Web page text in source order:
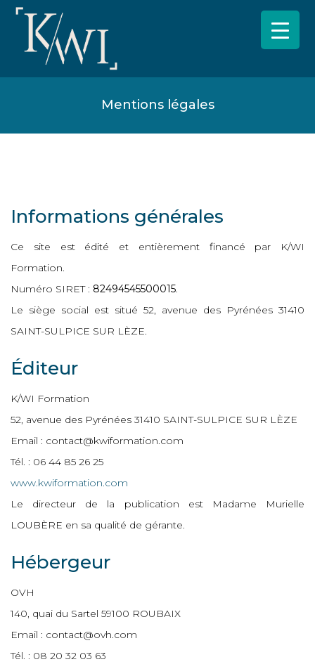
Mentions légales
Informations générales
Ce site est édité et entièrement financé par K/WI
Formation.
Numéro SIRET : 82494545500015.
Le siège social est situé 52, avenue des Pyrénées 31410
SAINT-SULPICE SUR LÈZE.
Éditeur
K/WI Formation
52, avenue des Pyrénées 31410 SAINT-SULPICE SUR LÈZE
Email : contact@kwiformation.com
Tél. : 06 44 85 26 25
www.kwiformation.com
Le directeur de la publication est Madame Murielle
LOUBÈRE en sa qualité de gérante.
Hébergeur
OVH
140, quai du Sartel 59100 ROUBAIX
Email : contact@ovh.com
Tél. : 08 20 32 03 63